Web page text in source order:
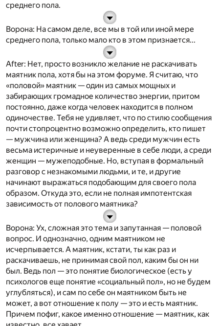
среднего пола.
Ворона: На самом деле, все мы в той или иной мере
среднего пола, только мало кто в этом признается...
After: Нет, просто возникло желание не раскачивать
маятник пола, хотя бы на этом форуме. Я считаю, что
«половой» маятник — один из самых мощных и
забирающих громадное количество энергии, притом
постоянно, даже когда человек находится в полном
одиночестве. Тебя не удивляет, что по стилю сообщения
почти стопроцентно возможно определить, кто пишет
— мужчина или женщина? А ведь среди мужчин есть
весьма истеричные и неуверенные в себе люди, а среди
женщин — мужеподобные. Но, вступая в формальный
разговор с незнакомыми людьми, и те, и другие
начинают выражаться подобающим для своего пола
образом. Откуда это, если не полная импотентская
зависимость от полового маятника?
Ворона: Ух, сложная это тема и запутанная — половой
вопрос. И однозначно, одним маятником не
исчерпывается. А маятник, кстати, ты как раз и
раскачиваешь, не принимая свой пол, каким бы он ни
был. Ведь пол — это понятие биологическое (есть у
психологов еще понятие «социальный пол», но не будем
углубляться), и сам по себе он маятником быть не
может, а вот отношение к полу — это и есть маятник.
Причем пофиг, какое именно отношение — маятник, как